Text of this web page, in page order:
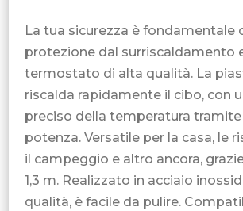
La tua sicurezza è fondamentale
protezione dal surriscaldamento
termostato di alta qualità. La
riscalda rapidamente il cibo, con
preciso della temperatura tramite
potenza. Versatile per la casa, le
il campeggio e altro ancora,
1,3 m. Realizzato in acciaio
qualità, è facile da pulire.